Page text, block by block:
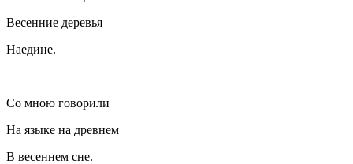
Весенние деревья
Наедине.
Со мною говорили
На языке на древнем
В весеннем сне.